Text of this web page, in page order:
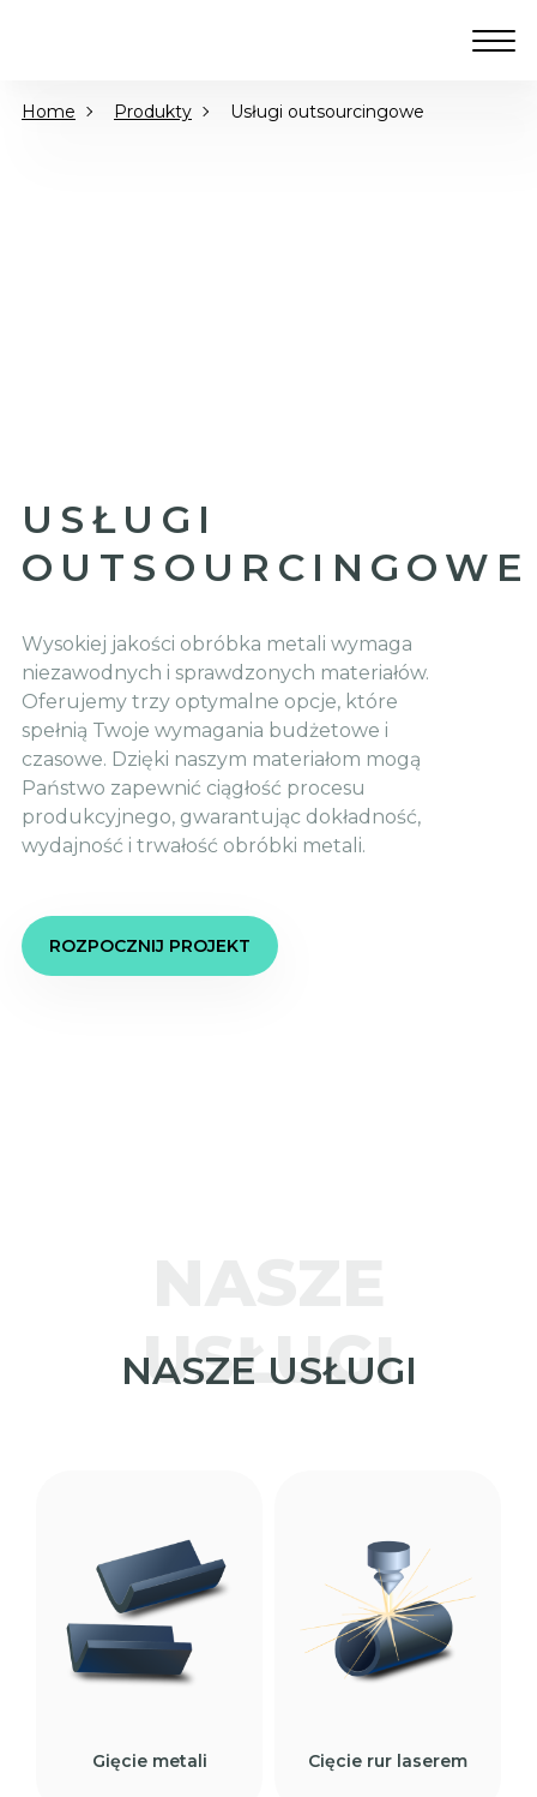
Home Produkty Usługi outsourcingowe
USŁUGI
OUTSOURCINGOWE
Wysokiej jakości obróbka metali wymaga
niezawodnych i sprawdzonych materiałów.
Oferujemy trzy optymalne opcje, które
spełnią Twoje wymagania budżetowe i
czasowe. Dzięki naszym materiałom mogą
Państwo zapewnić ciągłość procesu
produkcyjnego, gwarantując dokładność,
wydajność i trwałość obróbki metali.
ROZPOCZNIJ PROJEKT
USŁUGI
NASZE USŁUGI
Gięcie metali Cięcie rur laserem